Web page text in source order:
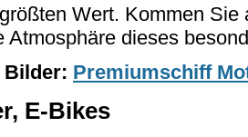
Wert. Kommen
Atmosphäre dieses
Bilder: Premiumschiff
E-Bikes